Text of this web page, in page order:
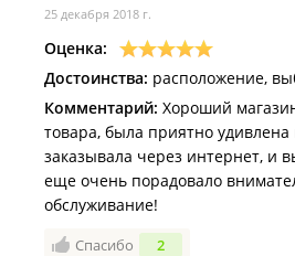
25 декабря 2018 г.
Оценка:
Достоинства: расположение,
Комментарий: Хороший
товара, была приятно
заказывала через интернет, и
еще очень порадовало
обслуживание!
Спасибо 2